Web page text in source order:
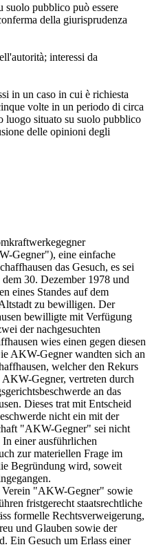
suolo pubblico può essere
della giurisprudenza
interessi da
in un caso in cui è richiesta
volte in un periodo di circa
luogo situato su suolo pubblico
delle opinioni degli
Gegner"), eine einfache
das Gesuch, es sei
30. Dezember 1978 und
eines Standes auf dem
zu bewilligen. Der
bewilligte mit Verfügung
der nachgesuchten
wies einen gegen diesen
AKW-Gegner wandten sich an
welcher den Rekurs
Gegner, vertreten durch
an das
Dieses trat mit Entscheid
nicht ein mit der
"AKW-Gegner" sei nicht
einer ausführlichen
zur materiellen Frage im
Begründung wird, soweit
Verein "AKW-Gegner" sowie
fristgerecht staatsrechtliche
formelle Rechtsverweigerung,
und Glauben sowie der
Ein Gesuch um Erlass einer